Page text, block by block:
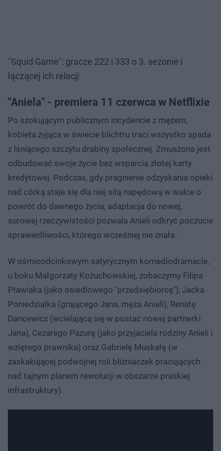
"Squid Game": gracze 222 i 333 o 3. sezonie i
łączącej ich relacji
Spróbuj ponownie
"Aniela" - premiera 11 czerwca w Netflixie
Po szokującym publicznym incydencie z mężem,
kobieta żyjąca w świecie blichtru traci wszystko spada
z lśniącego szczytu drabiny społecznej. Zmuszona jest
odbudować swoje życie bez wsparcia złotej karty
kredytowej. Podczas, gdy pragnienie odzyskania opieki
nad córką staje się dla niej siłą napędową w walce o
powrót do dawnego życia, adaptacja do nowej,
surowej rzeczywistości pozwala Anieli odkryć poczucie
sprawiedliwości, którego wcześniej nie znała.
W ośmioodcinkowym satyrycznym komediodramacie,
u boku Małgorzaty Kożuchowskiej, zobaczymy Filipa
Pławiaka (jako osiedlowego "przedsiębiorcę"), Jacka
Poniedziałka (grającego Jana, męża Anieli), Renatę
Dancewicz (wcielającą się w postać nowej partnerki
Jana), Cezarego Pazurę (jako przyjaciela rodziny Anieli i
wziętego prawnika) oraz Gabrielę Muskałę (w
zaskakującej podwójnej roli bliźniaczek pracujących
nad tajnym planem rewolucji w obszarze praskiej
infrastruktury).